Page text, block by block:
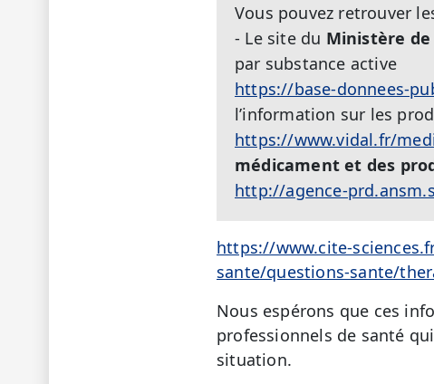
Vous pouvez retrouver
- Le site du Ministère
par substance active
https://base-donnees-
l’information sur les
https://www.vidal.fr/
médicament et des
http://agence-
https://www.cite-
sante/questions-sante/
Nous espérons que ces
professionnels de santé
situation.